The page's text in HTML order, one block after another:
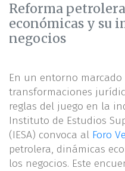
Reforma
económicas y su
negocios
En un entorno
transformaciones
reglas del juego en la
Instituto de Estudios
(IESA) convoca al Foro
petrolera, dinámicas
los negocios. Este